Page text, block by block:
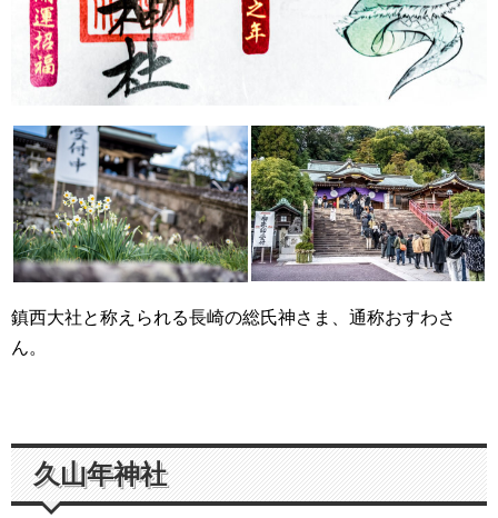
鎮西大社と称えられる長崎の総氏神さま、通称おすわさ
ん。
久山年神社